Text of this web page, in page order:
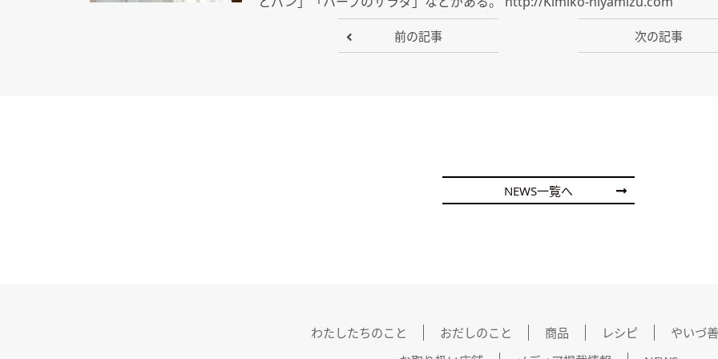
前の記事 次の記事
NEWS一覧へ
わたしたちのこと おだしのこと 商品 レシピ
やいづ